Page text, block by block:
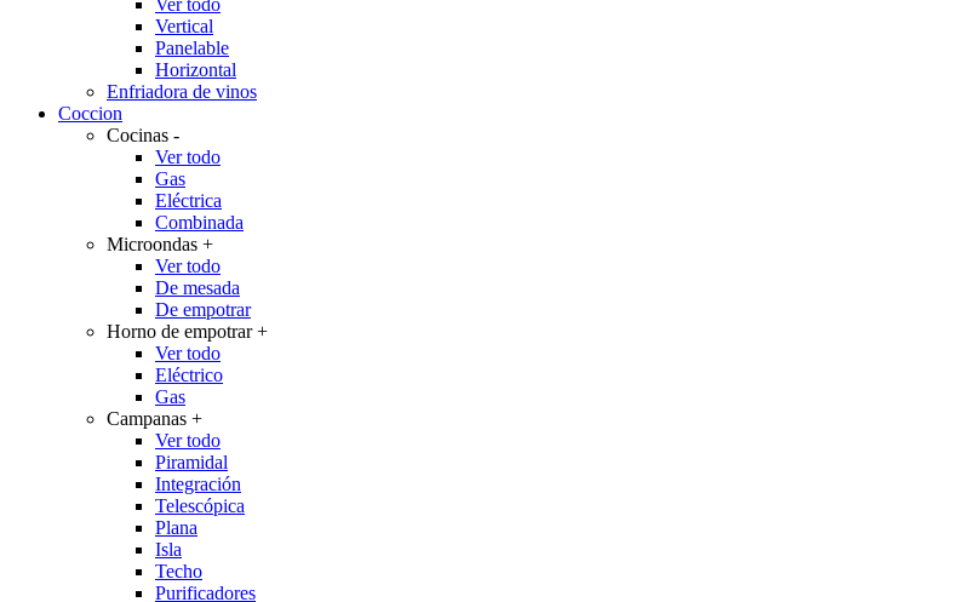
Ver todo
Vertical
Panelable
Horizontal
Enfriadora de vinos
Coccion
Cocinas -
Ver todo
Gas
Eléctrica
Combinada
Microondas +
Ver todo
De mesada
De empotrar
Horno de empotrar+
Ver todo
Eléctrico
Gas
Campanas +
Ver todo
Piramidal
Integración
Telescópica
Plana
Isla
Techo
Purificadores